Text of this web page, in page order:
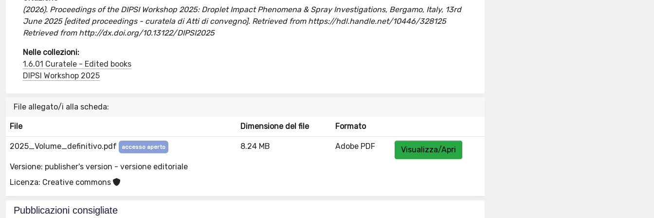
(2026). Proceedings of the DIPSI Workshop 2025: Droplet Impact Phenomena & Spray Investigations, Bergamo, Italy, 13rd
June 2025 [edited proceedings - curatela di Atti di convegno]. Retrieved from https://hdl.handle.net/10446/328125
Retrieved from http://dx.doi.org/10.13122/DIPSI2025
Nelle collezioni:
1.6.01 Curatele - Edited books
DIPSI Workshop 2025
File allegato/i alla scheda:
File Dimensione del file Formato
2025_Volume_definitivo.pdf accesso aperto
Versione: publisher's version - versione editoriale
Licenza: Creative commons
8.24 MB Adobe PDF Visualizza/Apri
Pubblicazioni consigliate